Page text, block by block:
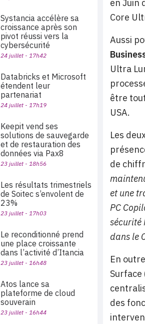
en Juin
Core
Aussi
Ultra
être
USA.
Les
de
et une
PC
sécurité
dans le
En
Surface
des
Systancia accélère sa
croissance après son
pivot réussi vers la
cybersécurité
24 juillet - 17h42
Databricks et Microsoft
étendent leur
partenariat
24 juillet - 17h19
Keepit vend ses
solutions de sauvegarde
et de restauration des
données via Pax8
23 juillet - 18h56
Les résultats trimestriels
de Soitec s’envolent de
23%
23 juillet - 17h03
Le reconditionné prend
une place croissante
dans l’activité d’Itancia
23 juillet - 16h48
Atos lance sa
plateforme de cloud
souverain
23 juillet - 16h44